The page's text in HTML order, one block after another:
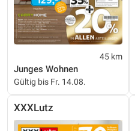
45 km
Junges Wohnen
Gültig bis Fr. 14.08.
XXXLutz